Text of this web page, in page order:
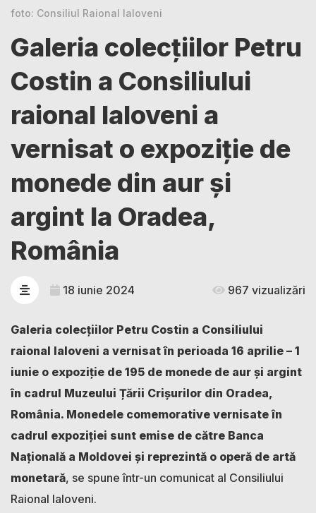
foto: Consiliul Raional Ialoveni
Galeria colecțiilor Petru
Costin a Consiliului
raional Ialoveni a
vernisat o expoziție de
monede din aur și
argint la Oradea,
România
18 iunie 2024 967 vizualizări
Galeria colecțiilor Petru Costin a Consiliului
raional Ialoveni a vernisat în perioada 16 aprilie – 1
iunie o expoziție de 195 de monede de aur și argint
în cadrul Muzeului Țării Crișurilor din Oradea,
România. Monedele comemorative vernisate în
cadrul expoziției sunt emise de către Banca
Națională a Moldovei și reprezintă o operă de artă
monetară, se spune într-un comunicat al Consiliului
Raional Ialoveni.